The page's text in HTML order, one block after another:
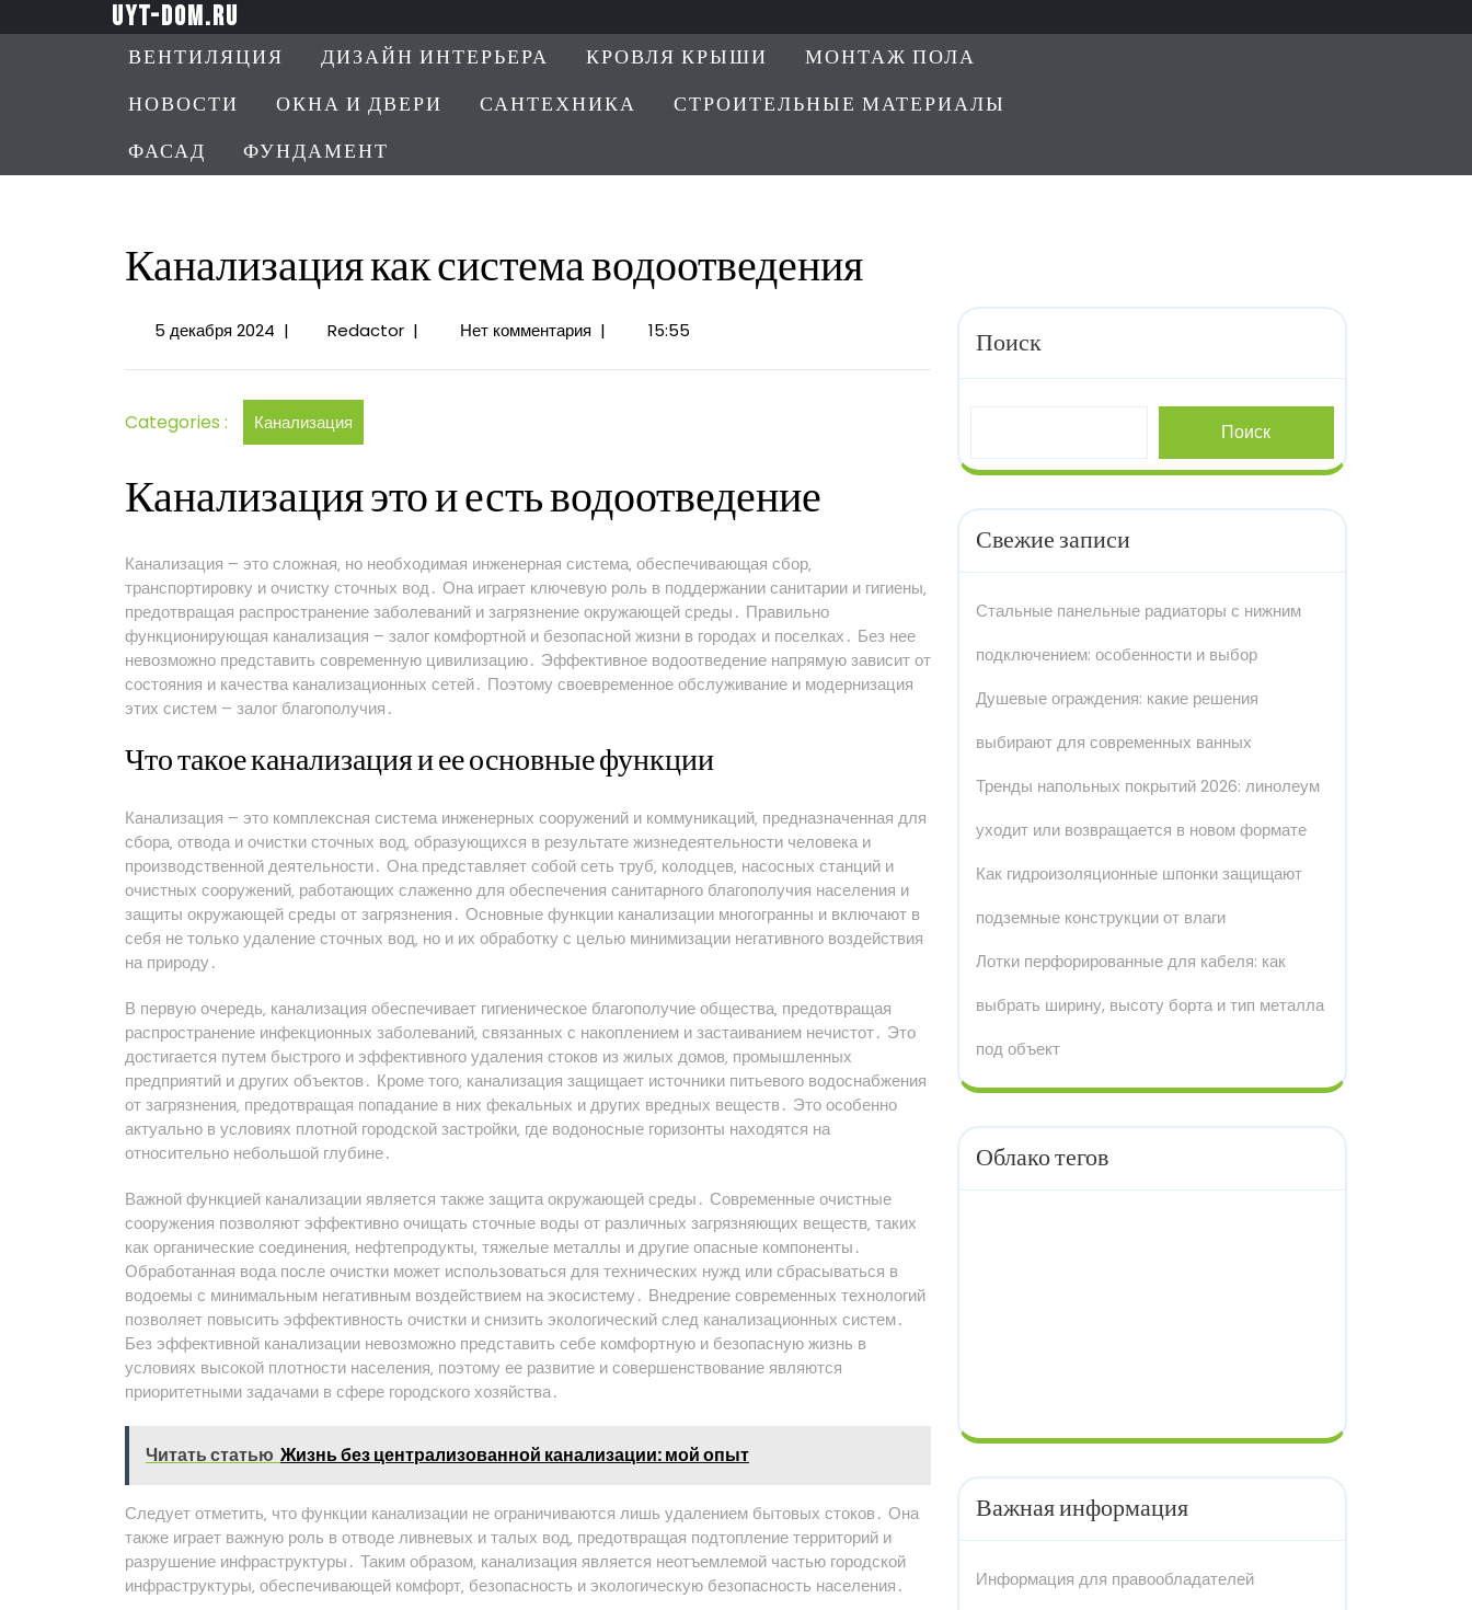
к
uyt-dom.ru
ВЕНТИЛЯЦИЯ ДИЗАЙН ИНТЕРЬЕРА КРОВЛЯ КРЫШИ МОНТАЖ ПОЛА
НОВОСТИ ОКНА И ДВЕРИ САНТЕХНИКА СТРОИТЕЛЬНЫЕ МАТЕРИАЛЫ
ФАСАД ФУНДАМЕНТ
Канализация как система водоотведения
5 декабря 20245
2024
| RedactorКанализация
система
| Нет комментария | 15:55
Categories : Канализация
Канализация это и есть водоотведение
Канализация – это сложная‚ но необходимая инженерная система‚ обеспечивающая сбор‚
транспортировку и очистку сточных вод․ Она играет ключевую роль в поддержании санитарии и гигиены‚
предотвращая распространение заболеваний и загрязнение окружающей среды․ Правильно
функционирующая канализация – залог комфортной и безопасной жизни в городах и поселках․ Без нее
невозможно представить современную цивилизацию․ Эффективное водоотведение напрямую зависит от
состояния и качества канализационных сетей․ Поэтому своевременное обслуживание и модернизация
этих систем – залог благополучия․
Что такое канализация и ее основные функции
Канализация – это комплексная система инженерных сооружений и коммуникаций‚ предназначенная для
сбора‚ отвода и очистки сточных вод‚ образующихся в результате жизнедеятельности человека и
производственной деятельности․ Она представляет собой сеть труб‚ колодцев‚ насосных станций и
очистных сооружений‚ работающих слаженно для обеспечения санитарного благополучия населения и
защиты окружающей среды от загрязнения․ Основные функции канализации многогранны и включают в
себя не только удаление сточных вод‚ но и их обработку с целью минимизации негативного воздействия
на природу․
В первую очередь‚ канализация обеспечивает гигиеническое благополучие общества‚ предотвращая
распространение инфекционных заболеваний‚ связанных с накоплением и застаиванием нечистот․ Это
достигается путем быстрого и эффективного удаления стоков из жилых домов‚ промышленных
предприятий и других объектов․ Кроме того‚ канализация защищает источники питьевого водоснабжения
от загрязнения‚ предотвращая попадание в них фекальных и других вредных веществ․ Это особенно
актуально в условиях плотной городской застройки‚ где водоносные горизонты находятся на
относительно небольшой глубине․
Важной функцией канализации является также защита окружающей среды․ Современные очистные
сооружения позволяют эффективно очищать сточные воды от различных загрязняющих веществ‚ таких
как органические соединения‚ нефтепродукты‚ тяжелые металлы и другие опасные компоненты․
Обработанная вода после очистки может использоваться для технических нужд или сбрасываться в
водоемы с минимальным негативным воздействием на экосистему․ Внедрение современных технологий
позволяет повысить эффективность очистки и снизить экологический след канализационных систем․
Без эффективной канализации невозможно представить себе комфортную и безопасную жизнь в
условиях высокой плотности населения‚ поэтому ее развитие и совершенствование являются
приоритетными задачами в сфере городского хозяйства․
Читать статью Жизнь без централизованной канализации: мой опыт
Следует отметить‚ что функции канализации не ограничиваются лишь удалением бытовых стоков․ Она
также играет важную роль в отводе ливневых и талых вод‚ предотвращая подтопление территорий и
разрушение инфраструктуры․ Таким образом‚ канализация является неотъемлемой частью городской
инфраструктуры‚ обеспечивающей комфорт‚ безопасность и экологическую безопасность населения․
Поиск
Поиск
Свежие записи
Стальные панельные радиаторы с нижним
подключением: особенности и выбор
Душевые ограждения: какие решения
выбирают для современных ванных
Тренды напольных покрытий 2026: линолеум
уходит или возвращается в новом формате
Как гидроизоляционные шпонки защищают
подземные конструкции от влаги
Лотки перфорированные для кабеля: как
выбрать ширину, высоту борта и тип металла
под объект
Облако тегов
Важная информация
Информация для правообладателей